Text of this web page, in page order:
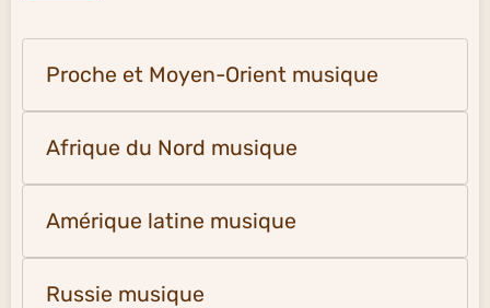
Proche et Moyen-Orient musique
Afrique du Nord musique
Amérique latine musique
Russie musique